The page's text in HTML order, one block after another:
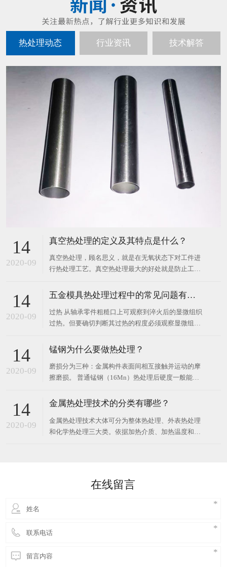
热处理动态 行业资讯 技术解答
14
2020-09
真空热处理的定义及其特点是什么？
真空热处理，顾名思义，就是在无氧状态下对工件进
行热处理工艺。真空热处理最大的好处就是防止工件
理从诞生到目前，受到了快速发展。接踵泛起了气
起了真空渗碳，渗氮、渗硼以及连续真空热处理等技
术。真空热处理
14
2020-09
五金模具热处理过程中的常见问题有哪些？
过热 从轴承零件粗糙口上可观察到淬火后的显微组织
过热。但要确切判断其过热的程度必须观察显微组
则为淬火过热组织。形成原因可能是淬火加热温度过
原始组织带状碳化物严重，在两带之间的低碳区形成
局部马氏体
14
2020-09
锰钢为什么要做热处理？
磨损分为三种：金属构件表面间相互接触并运动的摩
擦磨损。 普通锰钢（16Mn）热处理后硬度一般能达
非金属物料打击金属表面的磨料磨损和流动气体或液
为主、变形，主要用于需要承受冲击，材料本身和工
况条件
14
2020-09
金属热处理技术的分类有哪些？
金属热处理技术大体可分为整体热处理、外表热处理
和化学热处理三大类。依据加热介质、加热温度和冷
杂乱，因而钢铁热处理
在线留言